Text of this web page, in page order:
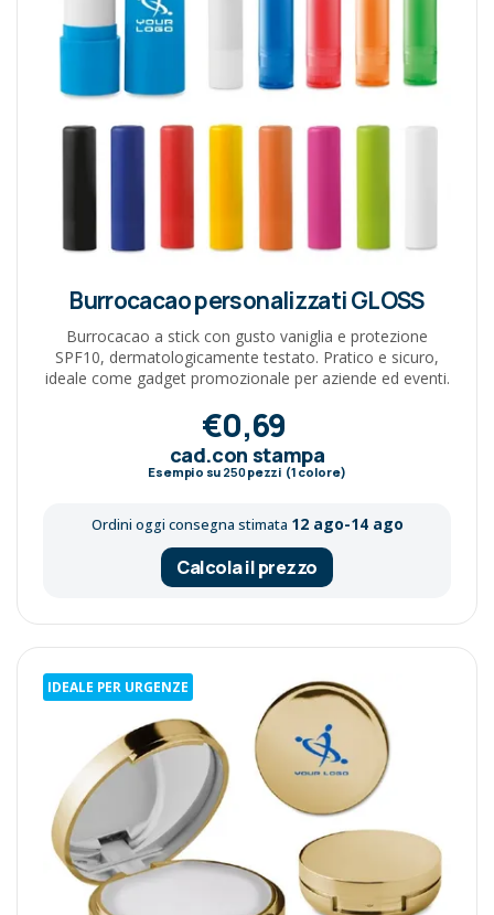
Burrocacao personalizzati GLOSS
Burrocacao a stick con gusto vaniglia e protezione
SPF10, dermatologicamente testato. Pratico e sicuro,
ideale come gadget promozionale per aziende ed eventi.
€0,69
cad.con stampa
Esempio su 250pezzi (1 colore)
Ordini oggi consegna stimata 12 ago-14 ago
Calcola il prezzo
IDEALE PER URGENZE